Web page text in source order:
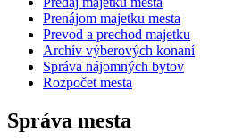
Prenájom majetku mesta
Prevod a prechod majetku
Archív výberových konaní
Správa nájomných bytov
Rozpočet mesta
Správa mesta